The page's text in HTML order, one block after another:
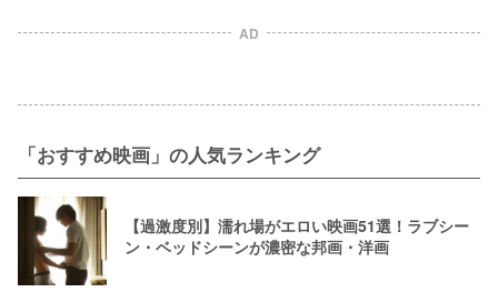
AD
「おすすめ映画」の人気ランキング
【過激度別】濡れ場がエロい映画51選！ラブシー
ン・ベッドシーンが濃密な邦画・洋画